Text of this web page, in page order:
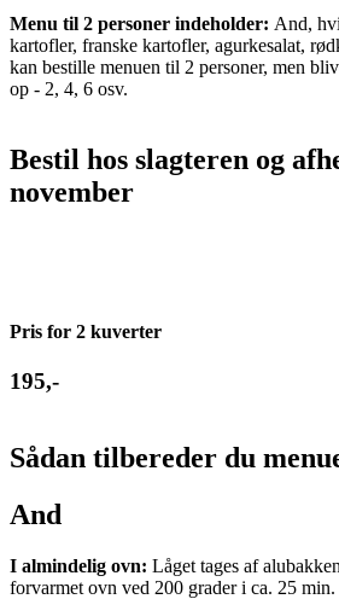
Menu til 2 personer indeholder: And,
kartofler, franske kartofler, agurkesalat,
kan bestille menuen til 2 personer, men
op - 2, 4, 6 osv.
Bestil hos slagteren og
november
Pris for 2 kuverter
195,-
Sådan tilbereder du
And
I almindelig ovn: Låget tages af
forvarmet ovn ved 200 grader i ca. 25 min.